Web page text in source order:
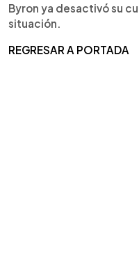
Byron ya desactivó su
situación.
REGRESAR A PORTADA